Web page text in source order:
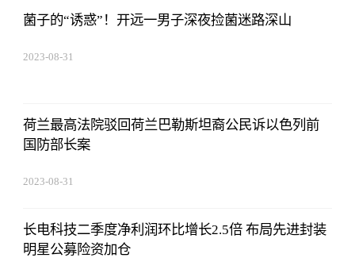
菌子的“诱惑”！开远一男子深夜捡菌迷路深山
2023-08-31
荷兰最高法院驳回荷兰巴勒斯坦裔公民诉以色列前
国防部长案
2023-08-31
长电科技二季度净利润环比增长2.5倍 布局先进封装
明星公募险资加仓